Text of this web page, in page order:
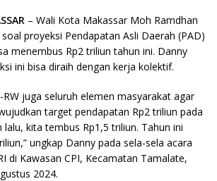
– Wali Kota Makassar Moh Ramdhan
proyeksi Pendapatan Asli Daerah (PAD)
menembus Rp2 triliun tahun ini. Danny
ini bisa diraih dengan kerja kolektif.
RW juga seluruh elemen masyarakat agar
target pendapatan Rp2 triliun pada
lalu, kita tembus Rp1,5 triliun. Tahun ini
ungkap Danny pada sela-sela acara
di Kawasan CPI, Kecamatan Tamalate,
2024.